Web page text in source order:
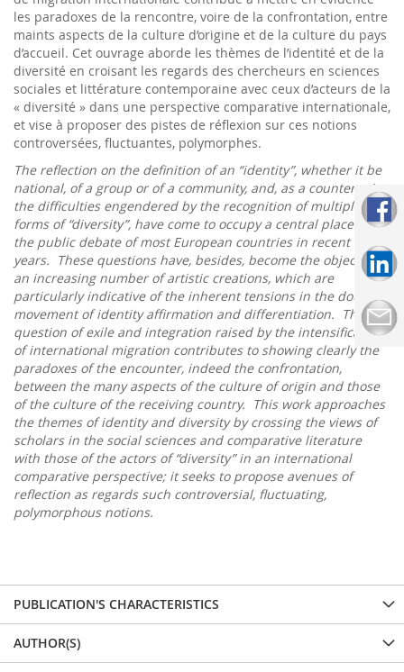
les paradoxes de la rencontre, voire de la confrontation, entre
maints aspects de la culture d’origine et de la culture du pays
d’accueil. Cet ouvrage aborde les thèmes de l’identité et de la
diversité en croisant les regards des chercheurs en sciences
sociales et littérature contemporaine avec ceux d’acteurs de la
« diversité » dans une perspective comparative internationale,
et vise à proposer des pistes de réflexion sur ces notions
controversées, fluctuantes, polymorphes.
The reflection on the definition of an “identity”, whether it be
national, of a group or of a community, and, as a counterpoint,
the difficulties engendered by the recognition of multiple
forms of “diversity”, have come to occupy a central place in
the public debate of most European countries in recent
years. These questions have, besides, become the object of
an increasing number of artistic creations, which are
particularly indicative of the inherent tensions in the double
movement of identity affirmation and differentiation. The
question of exile and integration raised by the intensification
of international migration contributes to showing clearly the
paradoxes of the encounter, indeed the confrontation,
between the many aspects of the culture of origin and those
of the culture of the receiving country. This work approaches
the themes of identity and diversity by crossing the views of
scholars in the social sciences and comparative literature
with those of the actors of “diversity” in an international
comparative perspective; it seeks to propose avenues of
reflection as regards such controversial, fluctuating,
polymorphous notions.
PUBLICATION'S CHARACTERISTICS
AUTHOR(S)